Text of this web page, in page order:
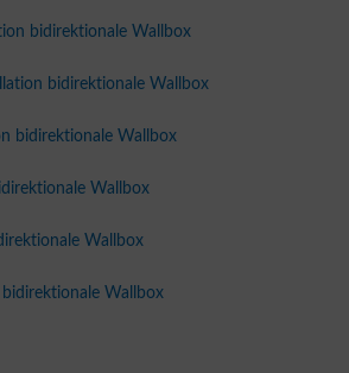
bidirektionale Wallbox
bidirektionale Wallbox
bidirektionale Wallbox
Wallbox
Wallbox
Wallbox